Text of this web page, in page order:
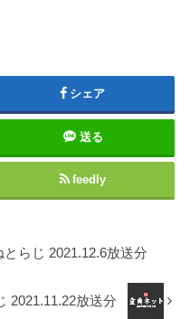
シェア
送る
feedly
らじ 2021.12.6放送分
2021.11.22放送分